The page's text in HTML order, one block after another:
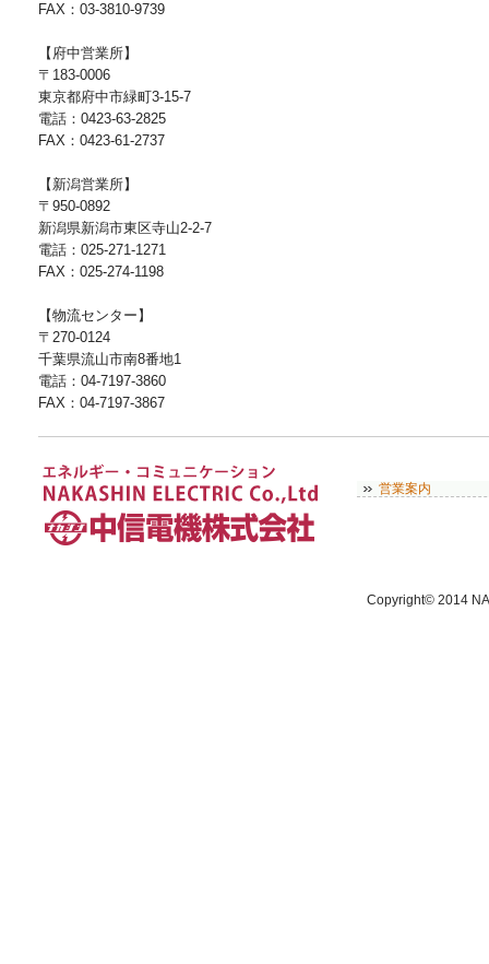
FAX：03-3810-9739
【府中営業所】
〒183-0006
東京都府中市緑町3-15-7
電話：0423-63-2825
FAX：0423-61-2737
【新潟営業所】
〒950-0892
新潟県新潟市東区寺山2-2-7
電話：025-271-1271
FAX：025-274-1198
【物流センター】
〒270-0124
千葉県流山市南8番地1
電話：04-7197-3860
FAX：04-7197-3867
営業案内
Copyright© 2014